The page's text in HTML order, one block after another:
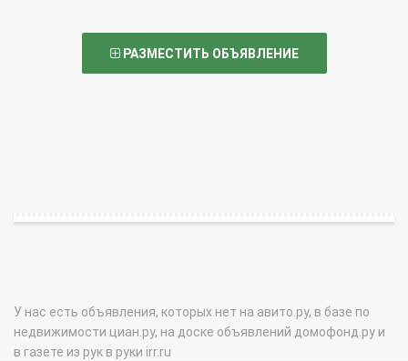
РАЗМЕСТИТЬ ОБЪЯВЛЕНИЕ
У нас есть объявления, которых нет на авито.ру, в базе по
недвижимости циан.ру, на доске объявлений домофонд.ру и
в газете из рук в руки irr.ru